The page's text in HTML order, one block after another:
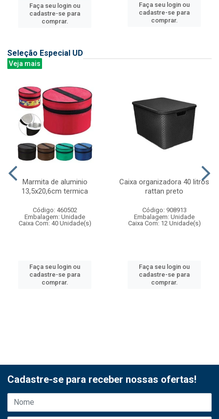
Faça seu login ou
cadastre-se para
comprar.
Faça seu login ou
cadastre-se para
comprar.
Seleção Especial UD
Veja mais
Marmita de aluminio
13,5x20,6cm termica
Código: 460502
Embalagem: Unidade
Caixa Com: 40 Unidade(s)
Faça seu login ou
cadastre-se para
comprar.
Caixa organizadora 40 litros
rattan preto
Código: 908913
Embalagem: Unidade
Caixa Com: 12 Unidade(s)
Faça seu login ou
cadastre-se para
comprar.
Cadastre-se para receber nossas ofertas!